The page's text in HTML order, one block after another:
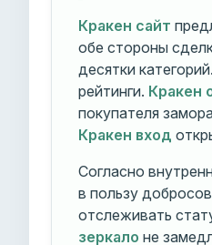
Кракен сайт
обе стороны
десятки категорий.
рейтинги. Кракен
покупателя
Кракен вход
Согласно
в пользу
отслеживать
зеркало не